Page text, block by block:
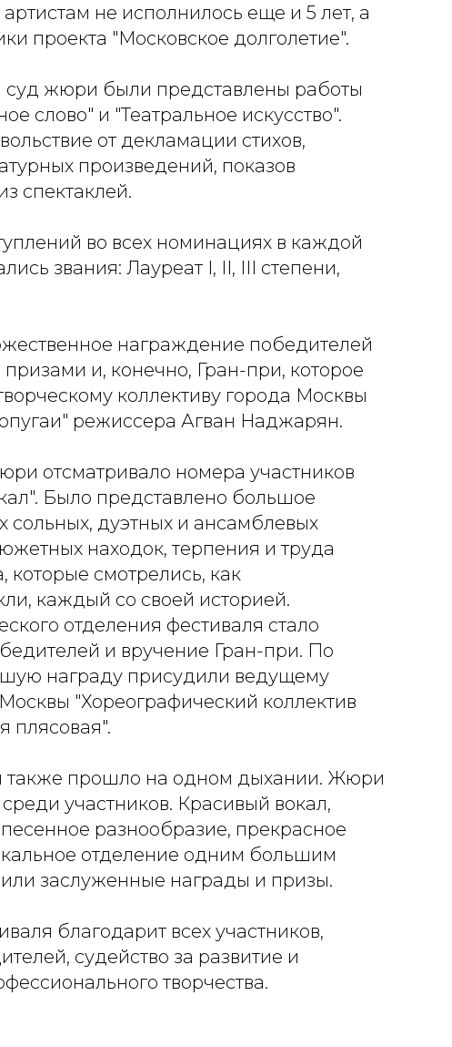
не исполнилось еще и 5 лет, а
проекта "Московское долголетие".
жюри были представлены работы
слово" и "Театральное искусство".
от декламации стихов,
произведений, показов
спектаклей.
во всех номинациях в каждой
звания: Лауреат I, II, III степени,
награждение победителей
и, конечно, Гран-при, которое
коллективу города Москвы
режиссера Агван Наджарян.
отсматривало номера участников
Было представлено большое
сольных, дуэтных и ансамблевых
находок, терпения и труда
смотрелись, как
каждый со своей историей.
отделения фестиваля стало
и вручение Гран-при. По
награду присудили ведущему
"Хореографический коллектив
плясовая".
также прошло на одном дыхании. Жюри
участников. Красивый вокал,
разнообразие, прекрасное
отделение одним большим
заслуженные награды и призы.
благодарит всех участников,
судейство за развитие и
творчества.